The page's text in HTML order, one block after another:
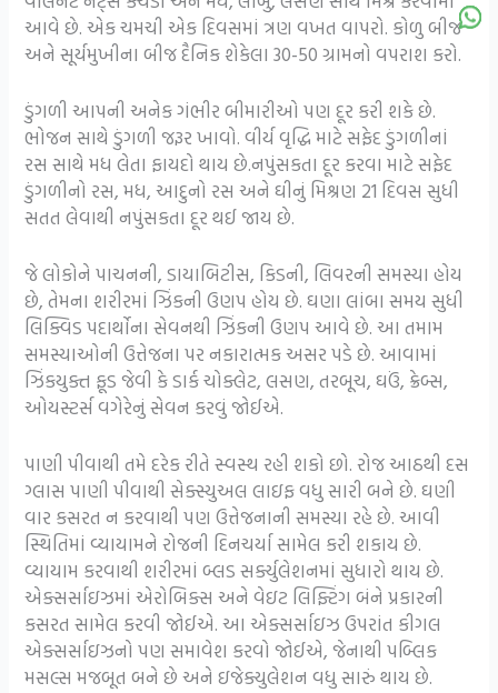
આવે છે. એક ચમચી એક દિવસમાં ત્રણ વખત વાપરો. કોળુ બીજ
અને સૂર્યમુખીના બીજ દૈનિક શેકેલા 30-50 ગ્રામનો વપરાશ કરો.
ડુંગળી આપની અનેક ગંભીર બીમારીઓ પણ દૂર કરી શકે છે.
ભોજન સાથે ડુંગળી જરૂર ખાવો. વીર્ય વૃદ્ધિ માટે સફેદ ડુંગળીનાં
રસ સાથે મધ લેતા ફાયદો થાય છે.નપુંસકતા દૂર કરવા માટે સફેદ
ડુંગળીનો રસ, મધ, આદુનો રસ અને ઘીનું મિશ્રણ 21 દિવસ સુધી
સતત લેવાથી નપુંસકતા દૂર થઈ જાય છે.
જે લોકોને પાચનની, ડાયાબિટીસ, કિડની, લિવરની સમસ્યા હોય
છે, તેમના શરીરમાં ઝિંકની ઉણપ હોય છે. ઘણા લાંબા સમય સુધી
લિક્વિડ પદાર્થોના સેવનથી ઝિંકની ઉણપ આવે છે. આ તમામ
સમસ્યાઓની ઉત્તેજના પર નકારાત્મક અસર પડે છે. આવામાં
ઝિંકયુક્ત ફૂડ જેવી કે ડાર્ક ચોક્લેટ, લસણ, તરબૂચ, ઘઉં, ક્રેબ્સ,
ઓયસ્ટર્સ વગેરેનું સેવન કરવું જોઈએ.
પાણી પીવાથી તમે દરેક રીતે સ્વસ્થ રહી શકો છો. રોજ આઠથી દસ
ગ્લાસ પાણી પીવાથી સેક્સ્યુઅલ લાઇફ વધુ સારી બને છે. ઘણી
વાર કસરત ન કરવાથી પણ ઉત્તેજનાની સમસ્યા રહે છે. આવી
સ્થિતિમાં વ્યાયામને રોજની દિનચર્યા સામેલ કરી શકાય છે.
વ્યાયામ કરવાથી શરીરમાં બ્લડ સર્ક્યુલેશનમાં સુધારો થાય છે.
એક્સર્સાઇઝમાં એરોબિક્સ અને વેઇટ લિફ્ટિંગ બંને પ્રકારની
કસરત સામેલ કરવી જોઈએ. આ એક્સર્સાઇઝ ઉપરાંત કીગલ
એક્સર્સાઇઝનો પણ સમાવેશ કરવો જોઈએ, જેનાથી પબ્લિક
મસલ્સ મજબૂત બને છે અને ઇજેક્યુલેશન વધુ સારું થાય છે.